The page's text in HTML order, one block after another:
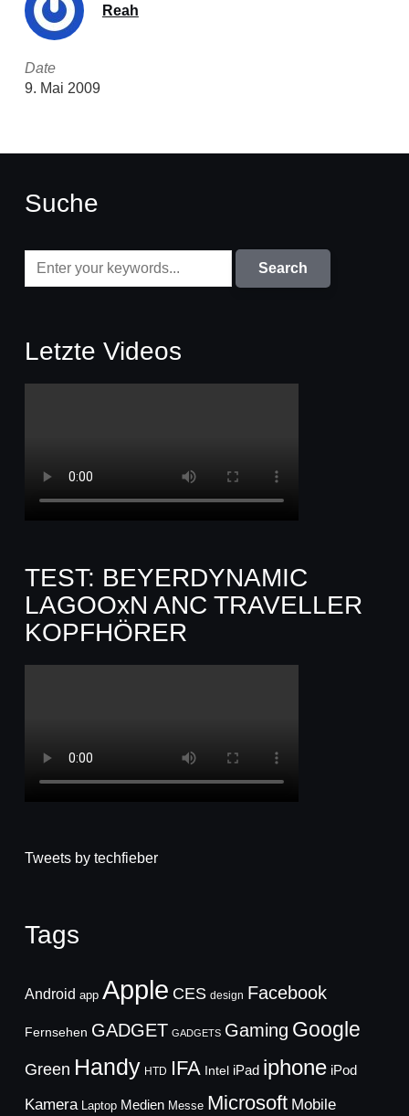
Reah
Date
9. Mai 2009
Suche
Letzte Videos
TEST: BEYERDYNAMIC
LAGOOxN ANC TRAVELLER
KOPFHÖRER
Tweets by techfieber
Tags
Android app Apple CES design Facebook
Fernsehen GADGET GADGETS Gaming Google
Green Handy HTD IFA Intel iPad iphone iPod
Kamera Laptop Medien Messe Microsoft Mobile